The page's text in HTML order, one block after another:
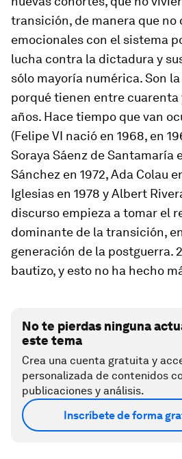
transición, de manera que no
emocionales con el sistema
lucha contra la dictadura y
sólo mayoría numérica. Son
porqué tienen entre
años. Hace tiempo que van
(Felipe VI nació en 1968, en
Soraya Sáenz de Santamaría
Sánchez en 1972, Ada Colau
Iglesias en 1978 y Albert
discurso empieza a tomar el
dominante de la transición,
generación de la postguerra.
bautizo, y esto no ha hecho
No te pierdas ninguna
este tema
Crea una cuenta gratuita y
personalizada de contenidos
publicaciones y análisis.
Inscríbete de forma